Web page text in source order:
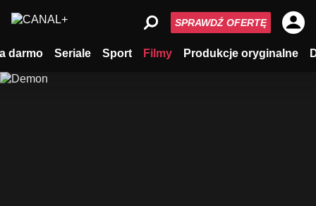
darmo Seriale Sport Filmy Produkcje oryginalne
SPRAWDŹ OFERTĘ